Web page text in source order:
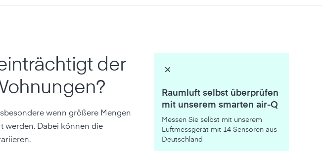
der
wenn größere Mengen
werden. Dabei können die
Raumluft selbst überprüfen
mit unserem smarten air-Q
Messen Sie selbst mit unserem
Luftmessgerät mit 14 Sensoren aus
Deutschland